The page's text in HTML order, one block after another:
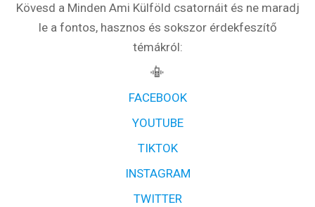
Rendezvények
Partnerprogram
Oszd meg történeted!
Kövesd a Minden Ami Külföld csatornáit és ne maradj
le a fontos, hasznos és sokszor érdekfeszítő
témákról:
📳
FACEBOOK
YOUTUBE
TIKTOK
INSTAGRAM
TWITTER